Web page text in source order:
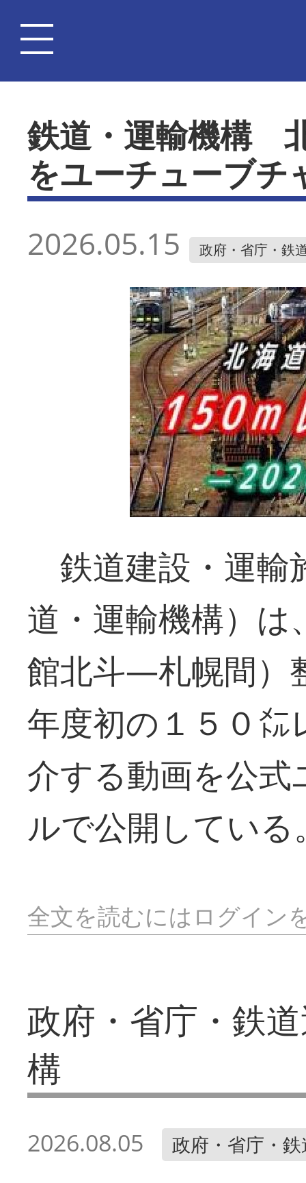
鉄道・運輸機構
をユーチューブチ
2026.05.15 政府・省庁・鉄
鉄道建設・運輸
道・運輸機構）は
館北斗―札幌間）
年度初の１５０㍍
介する動画を公
ルで公開している
全文を読むにはログイン
政府・省庁・鉄
構
2026.08.05 政府・省庁・